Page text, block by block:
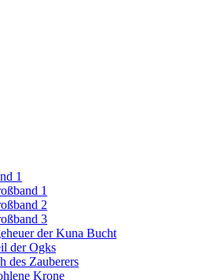
1
1
2
3
der Kuna Bucht
der Ogks
des Zauberers
Krone